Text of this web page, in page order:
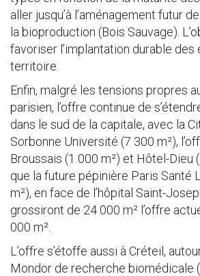
aller jusqu’à l’aménagement futur
la bioproduction (Bois Sauvage).
favoriser l’implantation durable
territoire.
Enfin, malgré les tensions propres
parisien, l’offre continue de
dans le sud de la capitale, avec la
Sorbonne Université (7 300 m²),
Broussais (1 000 m²) et Hôtel-Dieu
que la future pépinière Paris Santé
m²), en face de l’hôpital Saint-
grossiront de 24 000 m² l’offre
000 m².
L’offre s’étoffe aussi à Créteil,
Mondor de recherche biomédicale